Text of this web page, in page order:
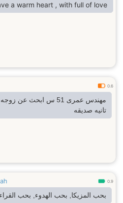
a warm heart , with full of love
0.6
مهندس عمرى 51 س ابحث عن زوجه
تانيه صديقه
0.9
بحب المزيكا, بحب الهدوء, بحب